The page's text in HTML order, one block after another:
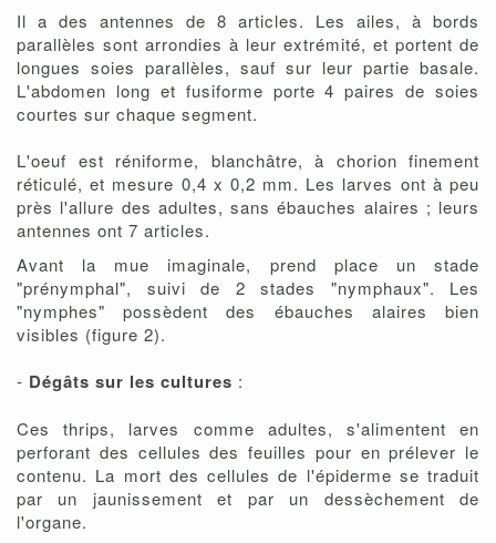
Il a des antennes de 8 articles. Les ailes, à bords
parallèles sont arrondies à leur extrémité, et portent de
longues soies parallèles, sauf sur leur partie basale.
L'abdomen long et fusiforme porte 4 paires de soies
courtes sur chaque segment.
L'oeuf est réniforme, blanchâtre, à chorion finement
réticulé, et mesure 0,4 x 0,2 mm. Les larves ont à peu
près l'allure des adultes, sans ébauches alaires ; leurs
antennes ont 7 articles.
Avant la mue imaginale, prend place un stade
"prénymphal", suivi de 2 stades "nymphaux". Les
"nymphes" possèdent des ébauches alaires bien
visibles (figure 2).
- Dégâts sur les cultures :
Ces thrips, larves comme adultes, s'alimentent en
perforant des cellules des feuilles pour en prélever le
contenu. La mort des cellules de l'épiderme se traduit
par un jaunissement et par un dessèchement de
l'organe.